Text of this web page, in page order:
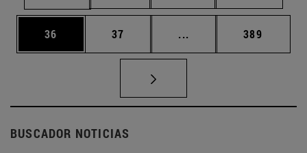
Página
36 Página
37 ... Páginas intermedias
Página
389
BUSCADOR NOTICIAS